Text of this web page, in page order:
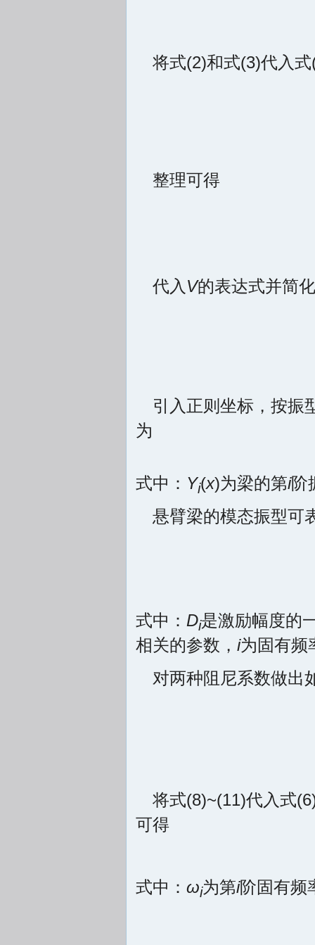
将式(2)和式(3)代入
整理可得
代入 V的表达式并简
引入正则坐标，按振
为
式中： Yi(x)为梁的第i阶
悬臂梁的模态振型可
式中： Di是激励幅度的
相关的参数， i为固有频
对两种阻尼系数做出
将式(8)~(11)代入式
可得
式中： ωi为第i阶固有频